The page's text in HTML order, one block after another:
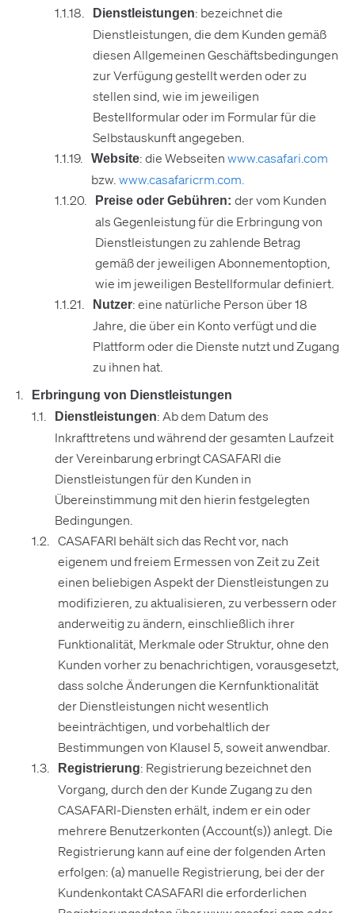
Dienstleistungen: bezeichnet die
Dienstleistungen, die dem Kunden gemäß
diesen Allgemeinen Geschäftsbedingungen
zur Verfügung gestellt werden oder zu
stellen sind, wie im jeweiligen
Bestellformular oder im Formular für die
Selbstauskunft angegeben.
Website: die Webseitenwww.casafari.com
bzw. www.casafaricrm.com.
Preise oder Gebühren: der vom Kunden
als Gegenleistung für die Erbringung von
Dienstleistungen zu zahlende Betrag
gemäß der jeweiligen Abonnementoption,
wie im jeweiligen Bestellformular definiert.
Nutzer: eine natürliche Person über 18
Jahre, die über ein Konto verfügt und die
Plattform oder die Dienste nutzt und Zugang
zu ihnen hat.
Erbringung von Dienstleistungen
Dienstleistungen: Ab dem Datum des
Inkrafttretens und während der gesamten Laufzeit
der Vereinbarung erbringt CASAFARI die
Dienstleistungen für den Kunden in
Übereinstimmung mit den hierin festgelegten
Bedingungen.
CASAFARI behält sich das Recht vor, nach
eigenem und freiem Ermessen von Zeit zu Zeit
einen beliebigen Aspekt der Dienstleistungen zu
modifizieren, zu aktualisieren, zu verbessern oder
anderweitig zu ändern, einschließlich ihrer
Funktionalität, Merkmale oder Struktur, ohne den
Kunden vorher zu benachrichtigen, vorausgesetzt,
dass solche Änderungen die Kernfunktionalität
der Dienstleistungen nicht wesentlich
beeinträchtigen, und vorbehaltlich der
Bestimmungen von Klausel 5, soweit anwendbar.
Registrierung: Registrierung bezeichnet den
Vorgang, durch den der Kunde Zugang zu den
CASAFARI-Diensten erhält, indem er ein oder
mehrere Benutzerkonten (Account(s)) anlegt. Die
Registrierung kann auf eine der folgenden Arten
erfolgen: (a) manuelle Registrierung, bei der der
Kundenkontakt CASAFARI die erforderlichen